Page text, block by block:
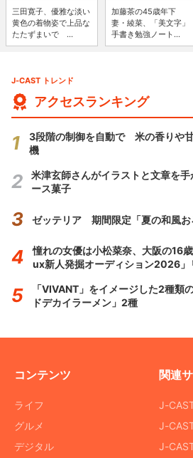
三田寛子、優雅な淡い
黄色の着物姿で上品な
たたずまいで ...
加藤茶の45歳年下
妻・綾菜、「美文字」
手書き勉強ノート...
J-CAST トレンド
アクセスランキング
3段階の制御を自動で 米の香りや
機
米津玄師さんがイラストと文章を
ース菓子
ゼッテリア 期間限定「夏の和風お
憧れの女優は小松菜奈、大阪の16
ux新人発掘オーディション2026」
「VIVANT」をイメージした2種
ドデカイラーメン」2種
コンテンツ
ライフ
グルメ
デジタル
関連
J-
J-
J-